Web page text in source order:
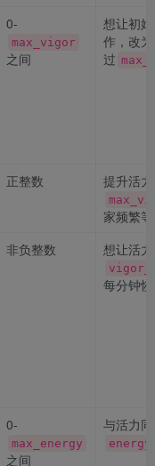
0-
max_vigor
之间
想让初
作，改为
过
正整数 提升活
家频繁
非负整数 想让活
每分钟
0-
max_energy
之间
与活力